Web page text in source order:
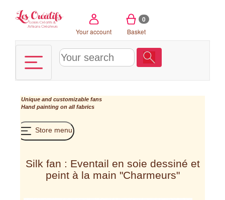
Your account
0
Basket
Unique and customizable fans
Hand painting on all fabrics
Store menu
Silk fan : Eventail en soie dessiné et
peint à la main "Charmeurs"